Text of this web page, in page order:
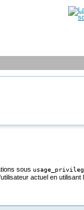
sous
actuel en